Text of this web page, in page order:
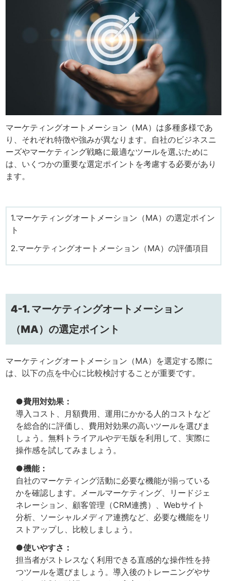
マーケティングオートメーション（MA）は多種多様であ
り、それぞれ特徴や強みが異なります。自社のビジネスニ
ーズやマーケティング戦略に最適なツールを選ぶために
は、いくつかの重要な選定ポイントを考慮する必要があり
ます。
1.マーケティングオートメーション（MA）の選定ポイン
ト
2.マーケティングオートメーション（MA）の評価項目
4-1. マーケティングオートメーション
（MA）の選定ポイント
マーケティングオートメーション（MA）を選定する際に
は、以下の点を中心に比較検討することが重要です。
●費用対効果：
導入コスト、月額費用、運用にかかる人的コストなど
を総合的に評価し、費用対効果の高いツールを選びま
しょう。無料トライアルやデモ版を利用して、実際に
操作感を試してみましょう。
●機能：
自社のマーケティング活動に必要な機能が揃っている
かを確認します。メールマーケティング、リードジェ
ネレーション、顧客管理（CRM連携）、Webサイト
分析、ソーシャルメディア連携など、必要な機能をリ
ストアップし、比較しましょう。
●使いやすさ：
担当者がストレスなく利用できる直感的な操作性を持
つツールを選びましょう。導入後のトレーニングやサ